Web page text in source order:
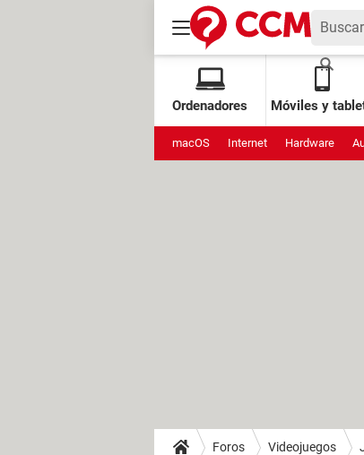
Ordenadores Móviles y
macOS Internet Hardware
Foros Videojuegos